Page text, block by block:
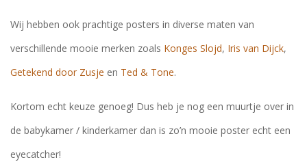
Wij hebben ook prachtige posters in diverse maten van
verschillende mooie merken zoals Konges Slojd, Iris van Dijck,
Getekend door Zusje en Ted & Tone.
Kortom echt keuze genoeg! Dus heb je nog een muurtje over in
de babykamer / kinderkamer dan is zo’n mooie poster echt een
eyecatcher!